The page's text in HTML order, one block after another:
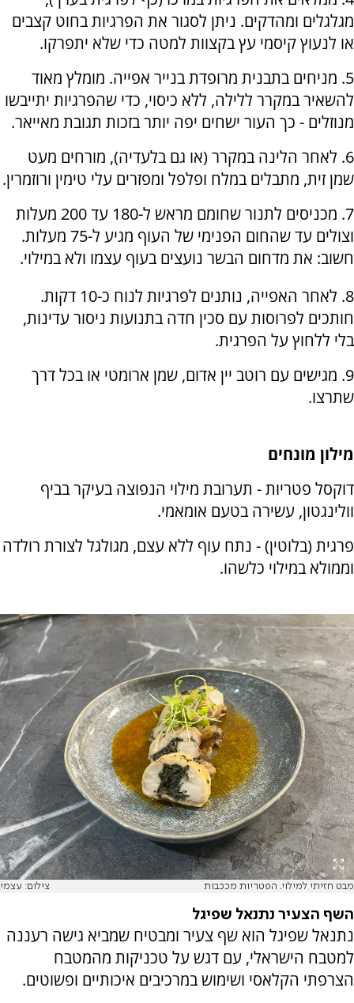
מגלגלים ומהדקים. ניתן לסגור את הפרגיות בחוט קצבים
או לנעוץ קיסמי עץ בקצוות למטה כדי שלא יתפרקו.
5. מניחים בתבנית מרופדת בנייר אפייה. מומלץ מאוד
להשאיר במקרר ללילה, ללא כיסוי, כדי שהפרגיות יתייבשו
מנוזלים - כך העור ישחים יפה יותר בזכות תגובת מאייאר.
6. לאחר הלינה במקרר (או גם בלעדיה), מורחים מעט
שמן זית, מתבלים במלח ופלפל ומפזרים עלי טימין ורוזמרין.
7. מכניסים לתנור שחומם מראש ל-180 עד 200 מעלות
וצולים עד שהחום הפנימי של העוף מגיע ל-75 מעלות.
חשוב: את מדחום הבשר נועצים בעוף עצמו ולא במילוי.
8. לאחר האפייה, נותנים לפרגיות לנוח כ-10 דקות.
חותכים לפרוסות עם סכין חדה בתנועות ניסור עדינות,
בלי ללחוץ על הפרגית.
9. מגישים עם רוטב יין אדום, שמן ארומטי או בכל דרך
שתרצו.
מילון מונחים
דוקסל פטריות - תערובת מילוי הנפוצה בעיקר בביף
וולינגטון, עשירה בטעם אומאמי.
פרגית (בלוטין) - נתח עוף ללא עצם, מגולגל לצורת רולדה
וממולא במילוי כלשהו.
מבט חזיתי למילוי. הפטריות מככבות צילום: עצמי
השף הצעיר נתנאל שפיגל
נתנאל שפיגל הוא שף צעיר ומבטיח שמביא גישה רעננה
למטבח הישראלי, עם דגש על טכניקות מהמטבח
הצרפתי הקלאסי ושימוש במרכיבים איכותיים ופשוטים.